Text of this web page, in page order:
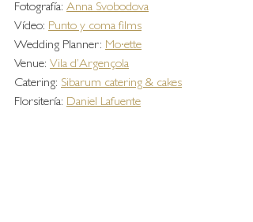
Fotografía: Anna Svobodova
Vídeo: Punto y coma films
Wedding Planner: Mo·ette
Venue: Vila d’Argençola
Catering: Sibarum catering & cakes
Florsitería: Daniel Lafuente